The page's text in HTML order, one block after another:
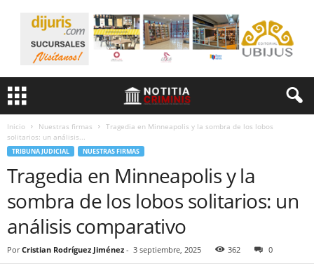
Inicio Nuestras firmas
Tragedia en Minneapolis y la sombra de los lobos
solitarios: un análisis...
TRIBUNA JUDICIAL NUESTRAS FIRMAS
Tragedia en Minneapolis y la
sombra de los lobos solitarios: un
análisis comparativo
Por Cristian Rodríguez Jiménez - 3 septiembre, 2025 362 0